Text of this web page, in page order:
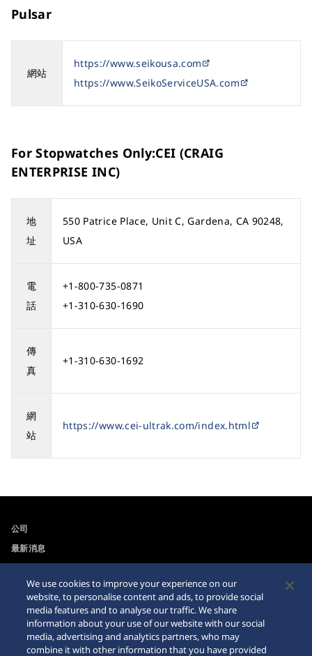
Pulsar
網站
https://www.seikousa.com
https://www.SeikoServiceUSA.com
For Stopwatches Only:CEI (CRAIG
ENTERPRISE INC)
地
址
550 Patrice Place, Unit C, Gardena, CA 90248,
USA
電
話
+1-800-735-0871
+1-310-630-1690
傳
真
+1-310-630-1692
網
站
https://www.cei-ultrak.com/index.html
公司
最新消息
可訪問性
網站瀏覽器需求
網購警示
Sitemap
We use cookies to improve your experience on our
website, to personalise content and ads, to provide social
media features and to analyse our traffic. We share
information about your use of our website with our social
media, advertising and analytics partners, who may
combine it with other information that you have provided